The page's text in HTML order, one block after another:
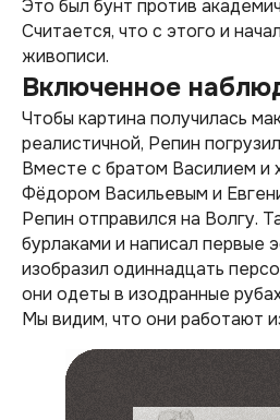
Это был бунт против
Считается, что с этого и
живописи.
Включенное
Чтобы картина получилась
реалистичной, Репин
Вместе с братом Василием и
Фёдором Васильевым и
Репин отправился на Волгу.
бурлаками и написал первые
изобразил одиннадцать
они одеты в изодранные
Мы видим, что они работают